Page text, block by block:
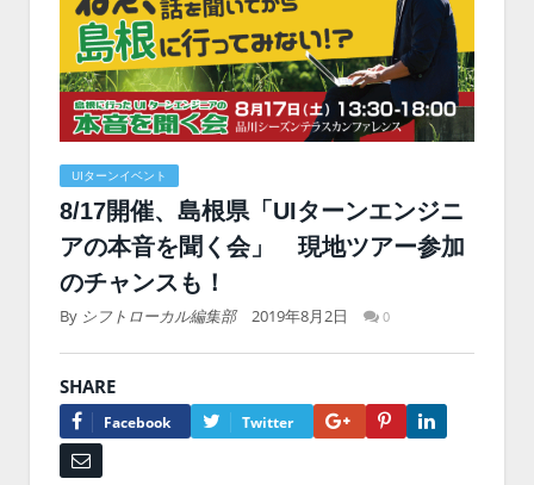
UIターンイベント
8/17開催、島根県「UIターンエンジニ
アの本音を聞く会」 現地ツアー参加
のチャンスも！
By シフトローカル編集部 2019年8月2日 0
SHARE
Facebook Twitter Google+Pinterest